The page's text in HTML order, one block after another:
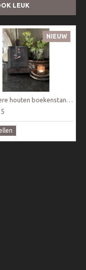
LEUK
NIEUW
Donkere houten boekenstandaard